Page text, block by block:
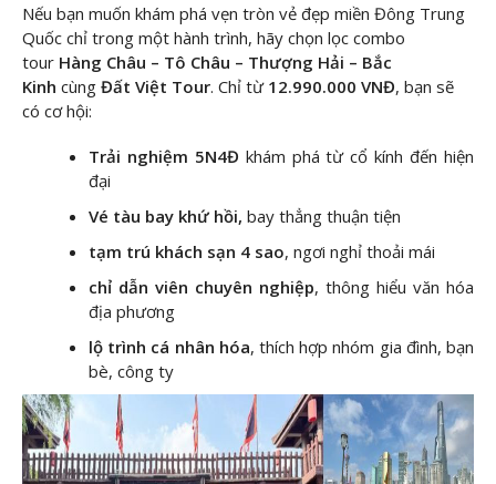
Nếu bạn muốn khám phá vẹn tròn vẻ đẹp miền Đông Trung
Quốc chỉ trong một hành trình, hãy chọn lọc combo
tour Hàng Châu – Tô Châu – Thượng Hải – Bắc
Kinh cùng Đất Việt Tour. Chỉ từ 12.990.000 VNĐ, bạn sẽ
có cơ hội:
Trải nghiệm 5N4Đ khám phá từ cổ kính đến hiện
đại
Vé tàu bay khứ hồi, bay thẳng thuận tiện
tạm trú khách sạn 4 sao, ngơi nghỉ thoải mái
chỉ dẫn viên chuyên nghiệp, thông hiểu văn hóa
địa phương
lộ trình cá nhân hóa, thích hợp nhóm gia đình, bạn
bè, công ty